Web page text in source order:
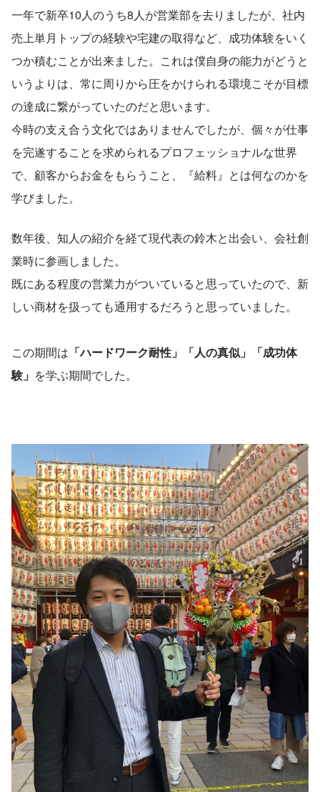
一年で新卒10人のうち8人が営業部を去りましたが、社内
売上単月トップの経験や宅建の取得など、成功体験をいく
つか積むことが出来ました。これは僕自身の能力がどうと
いうよりは、常に周りから圧をかけられる環境こそが目標
の達成に繋がっていたのだと思います。
今時の支え合う文化ではありませんでしたが、個々が仕事
を完遂することを求められるプロフェッショナルな世界
で、顧客からお金をもらうこと、『給料』とは何なのかを
学びました。
数年後、知人の紹介を経て現代表の鈴木と出会い、会社創
業時に参画しました。
既にある程度の営業力がついていると思っていたので、新
しい商材を扱っても通用するだろうと思っていました。
この期間は 「ハードワーク耐性」「人の真似」「成功体
験」 を学ぶ期間でした。